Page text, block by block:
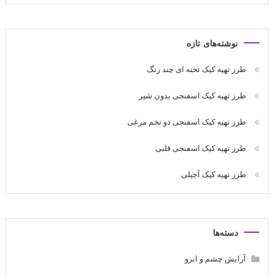
نوشته‌های تازه
طرز تهیه کیک تخته ای چند رنگ
طرز تهیه کیک اسفنجی بدون شیر
طرز تهیه کیک اسفنجی دو تخم مرغی
طرز تهیه کیک اسفنجی قلبی
طرز تهیه کیک آجیلی
دسته‌ها
آرایش چشم و ابرو